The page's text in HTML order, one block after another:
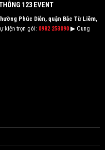
123 EVENT
Phúc Diễn, quận Bắc Từ Liêm,
kiện trọn gói: 0982 253090▶ Cung